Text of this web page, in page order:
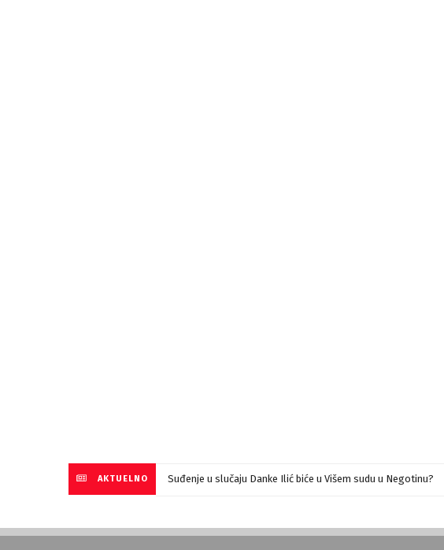
AKTUELNO Suđenje u slučaju Danke Ilić biće u Višem sudu u Negotinu?